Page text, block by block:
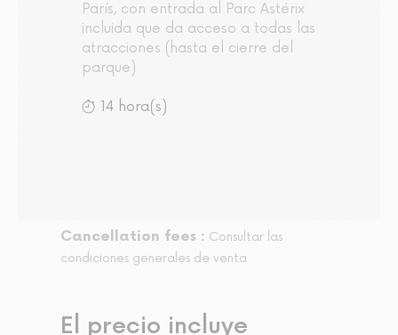
París, con entrada al Parc Astérix
incluida que da acceso a todas las
atracciones (hasta el cierre del
parque)
14 hora(s)
Cancellation fees : Consultar las
condiciones generales de venta
El precio incluye